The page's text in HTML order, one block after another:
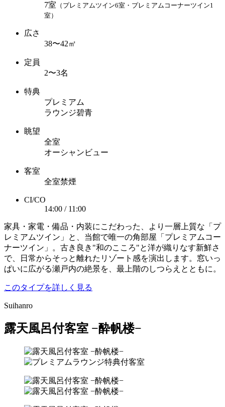
7室 （プレミアムツイン6室・プレミアムコーナーツイン1
室）
広さ
38〜42㎡
定員
2〜3名
特典
プレミアム
ラウンジ碧青
眺望
全室
オーシャンビュー
客室
全室禁煙
CI/CO
14:00 / 11:00
家具・家電・備品・内装にこだわった、より一層上質な「プ
レミアムツイン」と、当館で唯一の角部屋「プレミアムコー
ナーツイン」。古き良き"和のこころ"と洋が織りなす新鮮さ
で、日常からそっと離れたリゾート感を演出します。窓いっ
ぱいに広がる瀬戸内の絶景を、最上階のしつらえとともに。
このタイプを詳しく見る
Suihanro
露天風呂付客室 −酔帆楼−